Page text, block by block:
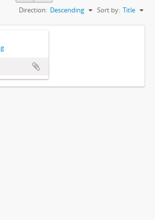
Sort by: Title
Direction: Descending